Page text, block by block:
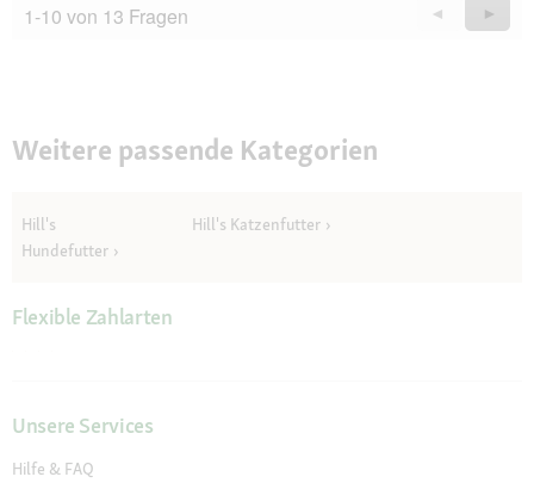
1-10 von 13 Fragen
Zurück
Questions
◄
Weiter
►
Weitere passende Kategorien
Hill's
Hundefutter
Hill's Katzenfutter
Flexible Zahlarten
Unsere Services
Hilfe & FAQ